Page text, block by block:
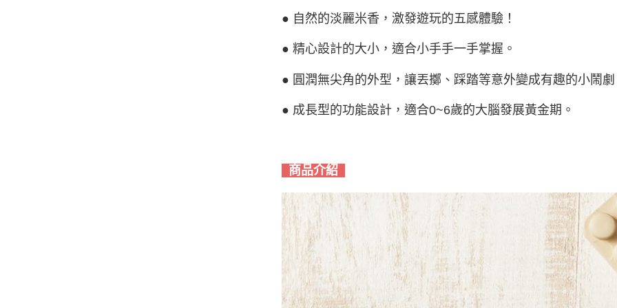
● 自然的淡麗米香，激發遊玩的五感體驗！
● 精心設計的大小，適合小手手一手掌握。
● 圓潤無尖角的外型，讓丟擲、踩踏等意外變成有趣的小鬧
● 成長型的功能設計，適合0~6歲的大腦發展黃金期。
商品介紹